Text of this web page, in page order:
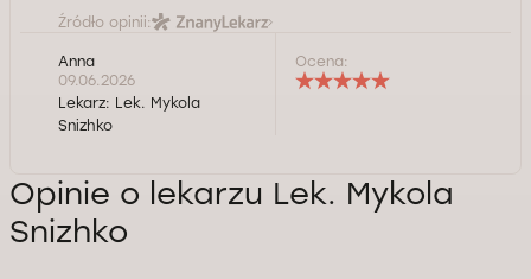
Źródło opinii:
Anna
09.06.2026
Lekarz: Lek. Mykola
Snizhko
Ocena:
Opinie o lekarzu Lek. Mykola
Snizhko